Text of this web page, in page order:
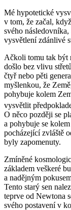
Mé hypotetické
v tom, že začal,
svého
vysvětlení zdánlivé
Ačkoli tomu tak být
došlo bez vlivu
čtyř nebo pěti
myšlenkou, že
pohybuje kolem
vysvětlit
O něco později se
a pohybuje se
pocházející zvláště
byly zapomenuty.
Zmíněné
základem veškeré
a nadějným
Tento starý sen
teprve od Newtona
svého postavení v